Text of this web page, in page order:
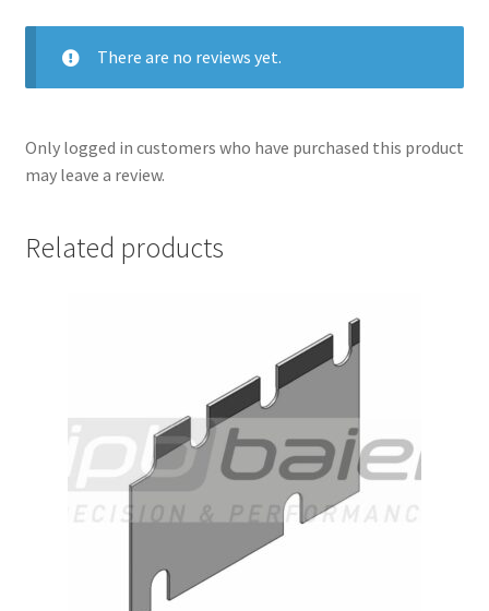
There are no reviews yet.
Only logged in customers who have purchased this product
may leave a review.
Related products